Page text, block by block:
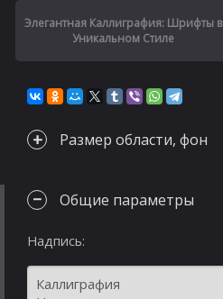
Элегантная Каллиграфия: Шрифты в
Уникальном Стиле
Размер области, фон
Общие параметры
Надпись: